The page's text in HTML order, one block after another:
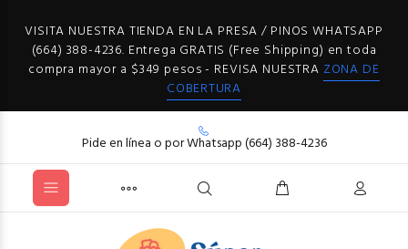
VISITA NUESTRA TIENDA EN LA PRESA / PINOS WHATSAPP
(664) 388-4236. Entrega GRATIS (Free Shipping) en toda
compra mayor a $349 pesos - REVISA NUESTRA ZONA DE
COBERTURA
Pide en línea o por Whatsapp (664) 388-4236